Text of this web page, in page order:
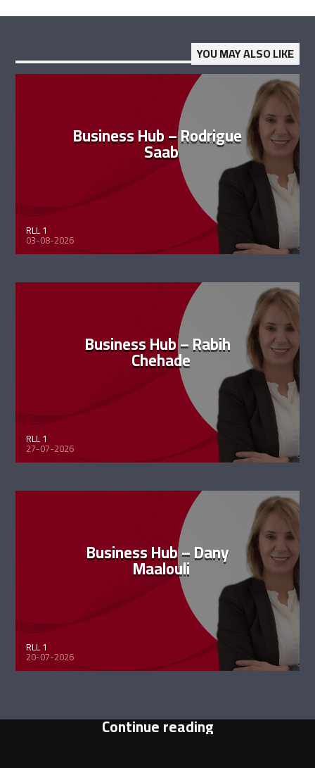
YOU MAY ALSO LIKE
Business Hub – Rodrigue
Saab
RLL 1
03-08-2026
Business Hub – Rabih
Chehade
RLL 1
27-07-2026
Business Hub – Dany
Maalouli
RLL 1
20-07-2026
Continue reading